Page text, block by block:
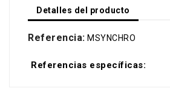
Detalles del producto
Referencia: MSYNCHRO
Referencias específicas: